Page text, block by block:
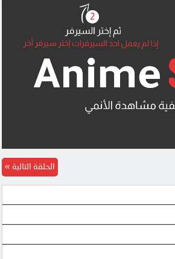
UQLOAD
MP4UPLOAD
MP4UPLOAD
4SHARED
DRIVE
الحلقة التالية